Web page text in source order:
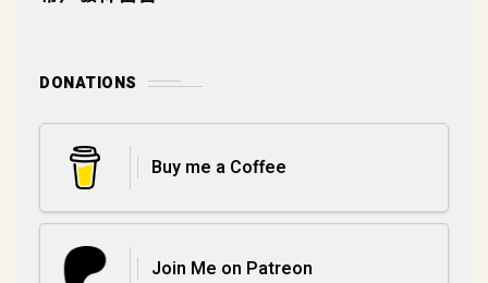
DONATIONS
Buy me a Coffee
Join Me on Patreon